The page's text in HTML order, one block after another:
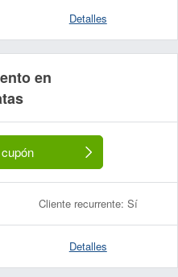
Detalles
en
Cliente recurrente: Sí
Detalles